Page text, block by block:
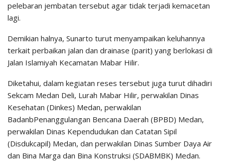
pelebaran jembatan tersebut agar tidak terjadi kemacetan
lagi.
Demikian halnya, Sunarto turut menyampaikan keluhannya
terkait perbaikan jalan dan drainase (parit) yang berlokasi di
Jalan Islamiyah Kecamatan Mabar Hilir.
Diketahui, dalam kegiatan reses tersebut juga turut dihadiri
Sekcam Medan Deli, Lurah Mabar Hilir, perwakilan Dinas
Kesehatan (Dinkes) Medan, perwakilan
BadanbPenanggulangan Bencana Daerah (BPBD) Medan,
perwakilan Dinas Kependudukan dan Catatan Sipil
(Disdukcapil) Medan, dan perwakilan Dinas Sumber Daya Air
dan Bina Marga dan Bina Konstruksi (SDABMBK) Medan.